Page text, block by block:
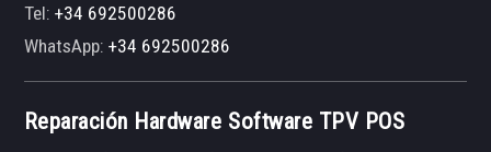
Tel:+34 692500286
WhatsApp:+34 692500286
Reparación Hardware Software TPV POS